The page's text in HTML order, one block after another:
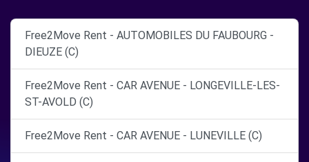
Free2Move Rent - AUTOMOBILES DU FAUBOURG -
DIEUZE (C)
Free2Move Rent - CAR AVENUE - LONGEVILLE-LES-
ST-AVOLD (C)
Free2Move Rent - CAR AVENUE - LUNEVILLE (C)